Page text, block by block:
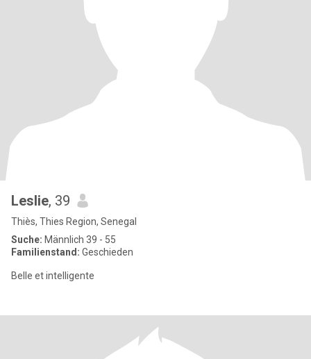
Leslie, 39
Thiès, Thies Region, Senegal
Suche: Männlich 39 - 55
Familienstand: Geschieden
Belle et intelligente